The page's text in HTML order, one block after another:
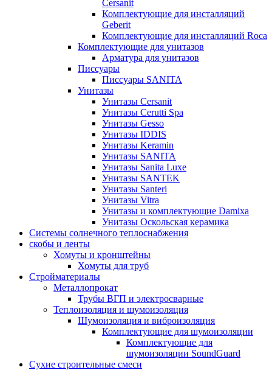
Cersanit
Комплектующие для инсталляций
Geberit
Комплектующие для инсталляций Roca
Комплектующие для унитазов
Арматура для унитазов
Писсуары
Писсуары SANITA
Унитазы
Унитазы Cersanit
Унитазы Cerutti Spa
Унитазы Gesso
Унитазы IDDIS
Унитазы Keramin
Унитазы SANITA
Унитазы Sanita Luxe
Унитазы SANTEK
Унитазы Santeri
Унитазы Vitra
Унитазы и комплектующие Damixa
Унитазы Оскольская керамика
Системы солнечного теплоснабжения
скобы и ленты
Хомуты и кронштейны
Хомуты для труб
Стройматериалы
Металлопрокат
Трубы ВГП и электросварные
Теплоизоляция и шумоизоляция
Шумоизоляция и виброизоляция
Комплектующие для шумоизоляции
Комплектующие для
шумоизоляции SoundGuard
Сухие строительные смеси